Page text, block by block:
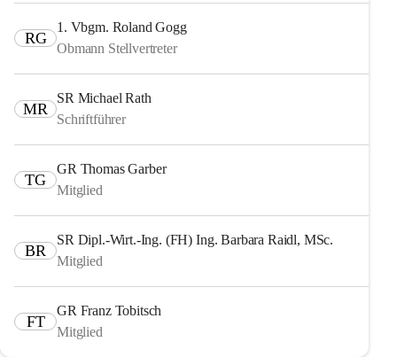
RG
1. Vbgm. Roland Gogg
Obmann Stellvertreter
MR
SR Michael Rath
Schriftführer
TG
GR Thomas Garber
Mitglied
BR
SR Dipl.-Wirt.-Ing. (FH) Ing. Barbara Raidl, MSc.
Mitglied
FT
GR Franz Tobitsch
Mitglied